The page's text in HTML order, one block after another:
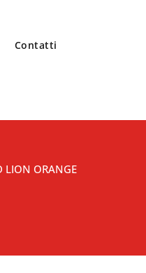
Contatti
LION ORANGE